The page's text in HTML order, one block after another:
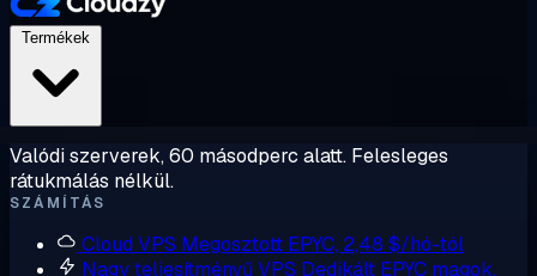
Valódi szerverek, 60 másodperc alatt. Felesleges
rátukmálás nélkül.
SZÁMÍTÁS
Cloud VPS Megosztott EPYC, 2,48 $/hó-tól
Nagy teljesítményű VPS Dedikált EPYC magok,